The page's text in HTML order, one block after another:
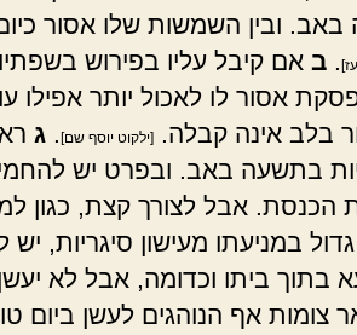
ובין השמשות שלו אסור
ב אם קיבל עליו בפירוש
אסור לו לאכול יותר אפילו
בלב אינה קבלה.
[ילקוט יוסף שם] ג
בתשעה באב. ובפרט יש
הכנסת. אבל לצורך קצת, כגון
גדול במניעתו מעישון סיגריות,
בתוך ביתו וכדומה, אבל לא
צומות אף הנוהגים לעשן ביום